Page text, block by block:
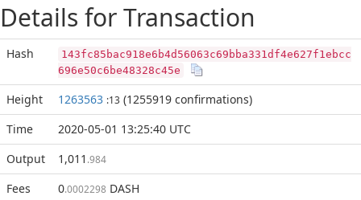
Details for Transaction
Hash
143fc85bac918e6b4d56063c69bba331df4e627f1ebcc
696e50c6be48328c45e
Height 1263563 :13 (1255919 confirmations)
Time
2020-05-01 13:25:40 UTC
Output
1,011 .984
Fees 0.0002298 DASH